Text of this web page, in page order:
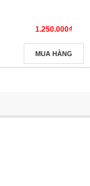
1.250.000₫
MUA HÀNG